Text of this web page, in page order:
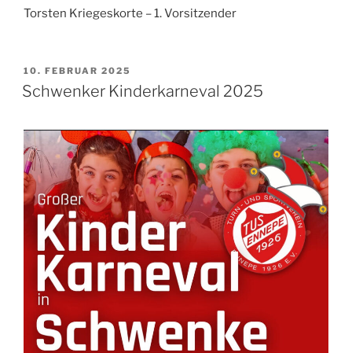
Torsten Kriegeskorte – 1. Vorsitzender
VERÖFFENTLICHT
AM
10. FEBRUAR 2025
Schwenker Kinderkarneval 2025